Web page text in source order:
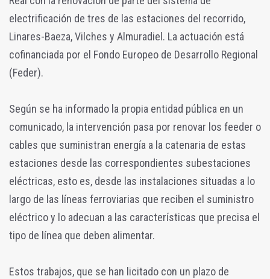
electrificación de tres de las estaciones del recorrido,
Linares-Baeza, Vilches y Almuradiel. La actuación está
cofinanciada por el Fondo Europeo de Desarrollo Regional
(Feder).
Según se ha informado la propia entidad pública en un
comunicado, la intervención pasa por renovar los feeder o
cables que suministran energía a la catenaria de estas
estaciones desde las correspondientes subestaciones
eléctricas, esto es, desde las instalaciones situadas a lo
largo de las líneas ferroviarias que reciben el suministro
eléctrico y lo adecuan a las características que precisa el
tipo de línea que deben alimentar.
Estos trabajos, que se han licitado con un plazo de